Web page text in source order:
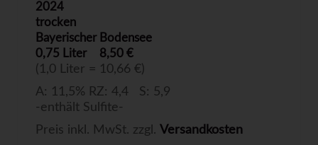
2024
trocken
Bayerischer Bodensee
0,75 Liter
8,50 €
(1,0 Liter = 10,66 €)
A: 11,5% RZ: 4,4 S: 5,9
-enthält Sulfite-
Preis inkl. MwSt. zzgl. Versandkosten